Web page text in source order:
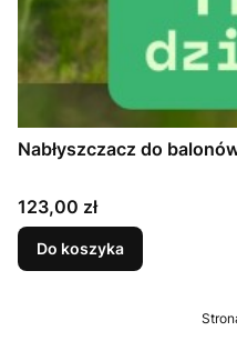
Nabłyszczacz do
Cena
123,00 zł
Do koszyka